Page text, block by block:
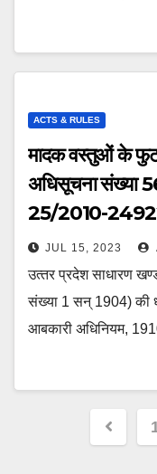
ACTS & RULES
मादक वस्तुओं के
अधिसूचना संख्या
25/2010-
JUL 15, 2023
उत्‍तर प्रदेश साधारण
संख्या 1 सन् 1904) की
आबकारी अधिनियम,